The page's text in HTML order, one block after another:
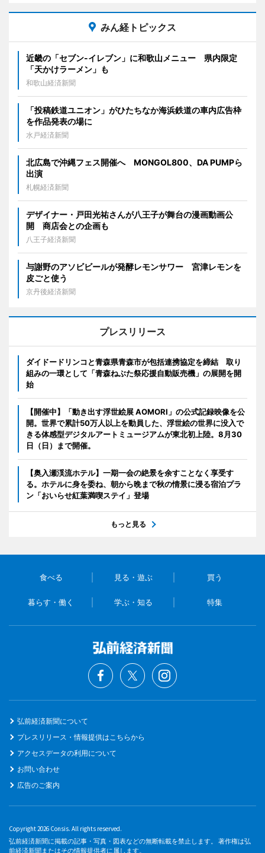
みん経トピックス
近畿の「セブン-イレブン」に和歌山メニュー 県内限定
「天かけラーメン」も
和歌山経済新聞
「投稿鉄道ユニオン」がひたちなか海浜鉄道の車内広告枠
を作品発表の場に
水戸経済新聞
北広島で沖縄フェス開催へ MONGOL800、DA PUMPら
出演
札幌経済新聞
デザイナー・戸田光祐さんが八王子が舞台の漫画動画公
開 商店会との企画も
八王子経済新聞
与謝野のアソビビールが発酵レモンサワー 宮津レモンを
皮ごと使う
京丹後経済新聞
プレスリリース
ダイドードリンコと青森県青森市が包括連携協定を締結 取り
組みの一環として「青森ねぶた祭応援自動販売機」の展開を開
始
【開催中】「動き出す浮世絵展 AOMORI」の公式記録映像を公
開。世界で累計50万人以上を動員した、浮世絵の世界に没入で
きる体感型デジタルアートミュージアムが東北初上陸。8月30
日（日）まで開催。
【奥入瀬渓流ホテル】一期一会の絶景を余すことなく享受す
る。ホテルに身を委ね、朝から晩まで秋の情景に浸る宿泊プラ
ン「おいらせ紅葉満喫ステイ」登場
もっと見る
食べる 見る・遊ぶ 買う
暮らす・働く 学ぶ・知る 特集
弘前経済新聞について
プレスリリース・情報提供はこちらから
アクセスデータの利用について
お問い合わせ
広告のご案内
Copyright 2026 Consis. All rights reserved.
弘前経済新聞に掲載の記事・写真・図表などの無断転載を禁止します。 著作権は弘
前経済新聞またはその情報提供者に属します。